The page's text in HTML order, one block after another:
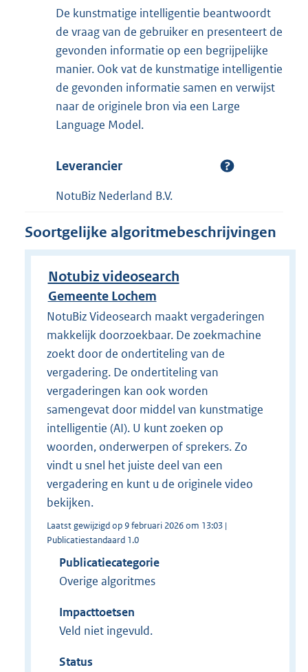
De kunstmatige intelligentie beantwoordt
de vraag van de gebruiker en presenteert de
gevonden informatie op een begrijpelijke
manier. Ook vat de kunstmatige intelligentie
de gevonden informatie samen en verwijst
naar de originele bron via een Large
Language Model.
Leverancier
NotuBiz Nederland B.V.
Soortgelijke algoritmebeschrijvingen
Notubiz videosearch
Gemeente Lochem
NotuBiz Videosearch maakt vergaderingen
makkelijk doorzoekbaar. De zoekmachine
zoekt door de ondertiteling van de
vergadering. De ondertiteling van
vergaderingen kan ook worden
samengevat door middel van kunstmatige
intelligentie (AI). U kunt zoeken op
woorden, onderwerpen of sprekers. Zo
vindt u snel het juiste deel van een
vergadering en kunt u de originele video
bekijken.
Laatst gewijzigd op 9 februari 2026 om 13:03 |
Publicatiestandaard 1.0
Publicatiecategorie
Overige algoritmes
Impacttoetsen
Veld niet ingevuld.
Status